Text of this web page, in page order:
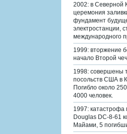
2002: в Северной
церемония
фундамент
электростанции,
международного
1999: вторжение
начало Второй
1998: совершены
посольств США в
Погибло около
4000 человек.
1997: катастрофа
Douglas DC-8-61
Майами, 5